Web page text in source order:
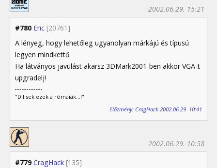
#780 Eric [20761]
2002.06.29. 15:21
A lényeg, hogy lehetőleg ugyanolyan márkájú és típusú
legyen mindkettő.
Ha látványos javulást akarsz 3DMark2001-ben akkor VGA-t
upgradelj!
"Dilisek ezek a rómaiak...!"
Előzmény: CragHack 2002.06.29. 10:41
#779 CragHack [135]
2002.06.29. 10:58